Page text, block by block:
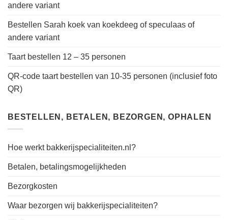
andere variant
Bestellen Sarah koek van koekdeeg of speculaas of
andere variant
Taart bestellen 12 – 35 personen
QR-code taart bestellen van 10-35 personen (inclusief foto
QR)
BESTELLEN, BETALEN, BEZORGEN, OPHALEN
Hoe werkt bakkerijspecialiteiten.nl?
Betalen, betalingsmogelijkheden
Bezorgkosten
Waar bezorgen wij bakkerijspecialiteiten?